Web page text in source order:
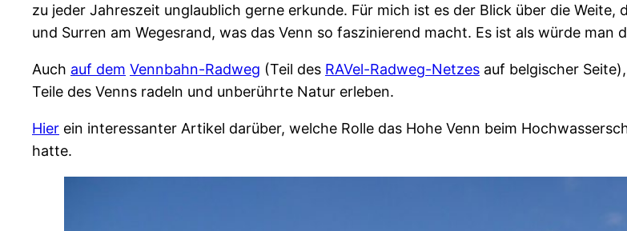
zu jeder Jahreszeit unglaublich gerne erkunde. Für mich ist es der Blick über die
und Surren am Wegesrand, was das Venn so faszinierend macht. Es ist als würde man
Auch auf dem Vennbahn-Radweg (Teil des RAVel-Radweg-Netzes auf belgischer
Teile des Venns radeln und unberührte Natur erleben.
Hier ein interessanter Artikel darüber, welche Rolle das Hohe Venn beim
hatte.